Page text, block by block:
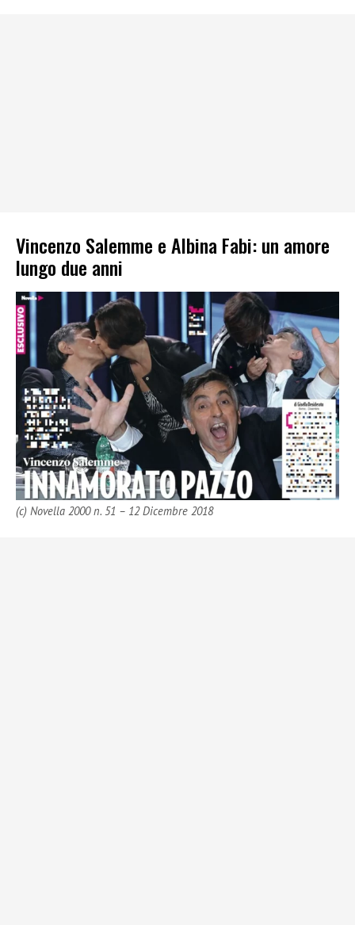
Vincenzo Salemme e Albina Fabi: un amore
lungo due anni
(c) Novella 2000 n. 51 – 12 Dicembre 2018